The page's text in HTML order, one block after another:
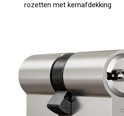
rozetten met kernafdekking